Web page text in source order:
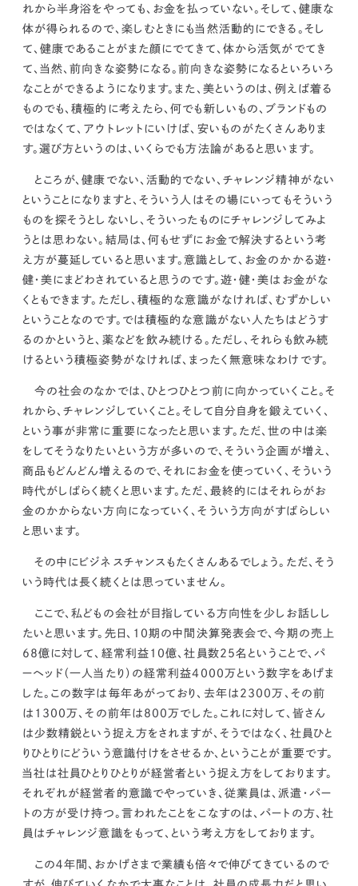
れから半身浴をやっても、お金を払っていない。そして、健康な
体が得られるので、楽しむときにも当然活動的にできる。そし
て、健康であることがまた顔にでてきて、体から活気がでてき
て、当然、前向きな姿勢になる。前向きな姿勢になるといろいろ
なことができるようになります。 また、美というのは、例えば着る
ものでも、積極的に考えたら、何でも新しいもの、ブランドもの
ではなくて、アウトレットにいけば、安いものがたくさんありま
す。選び方というのは、いくらでも方法論があると思います。
ところが、健康でない、活動的でない、チャレンジ精神がない
ということになりますと、そういう人はその場にいってもそういう
ものを探そうとしないし、そういったものにチャレンジしてみよ
うとは思わない。結局は、何もせずにお金で解決するという考
え方が蔓延していると思います。意識として、お金のかかる遊・
健・美にまどわされていると思うのです。 遊・健・美はお金がな
くともできます。ただし、積極的な意識がなければ、むずかしい
ということなのです。 では積極的な意識がない人たちはどうす
るのかというと、薬などを飲み続ける。ただし、それらも飲み続
けるという積極姿勢がなければ、まったく無意味なわけです。
今の社会のなかでは、ひとつひとつ前に向かっていくこと。そ
れから、チャレンジしていくこと。そして自分自身を鍛えていく、
という事が非常に重要になった と思います。ただ、世の中は楽
をしてそうなりたいという方が多いので、そういう企画が増え、
商品もどんどん増えるので、それにお金を使っていく、そういう
時代がしばらく続くと思います。ただ、最終的にはそれらがお
金のかからない方向になっていく、そういう方向がすばらしい
と思います。
その中にビジネスチャンスもたくさんあるでしょう。ただ、そう
いう時代は長く続くとは思っていません。
ここで、私どもの会社が目指している方向性を少しお話しし
たいと思います。先日、10期の中間決算発表会で、今期の売上
68億に対して、経常利益10億、社員数25名ということで、パ
ーヘッド（一人当たり）の経常利益4000万という数字をあげま
した。この数字は毎年あがっており、去年は2300万、その前
は1300万、その前年は800万でした。これに対して、皆さん
は少数精鋭という捉え方をされますが、そうではなく、社員ひと
りひとりにどういう意識付けをさせるか、ということが重要です。
当社は社員ひとりひとりが経営者という捉え方をしております。
それぞれが経営者的意識でやっていき、従業員は、派遣・パー
トの方が受け持つ。言われたことをこなすのは、パートの方、社
員はチャレンジ意識をもって、という考え方をしております。
この４年間、おかげさまで業績も倍々で伸びてきているので